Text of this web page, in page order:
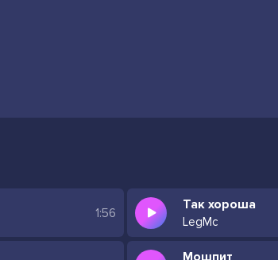
1:56
Так хороша
LegMc
Мошпит